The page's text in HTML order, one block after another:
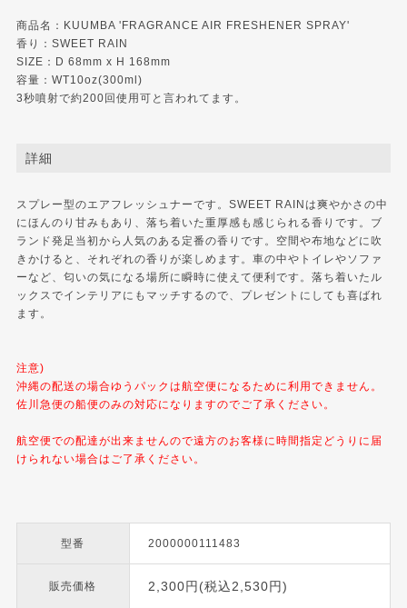
商品名：KUUMBA 'FRAGRANCE AIR FRESHENER SPRAY'
香り：SWEET RAIN
SIZE：D 68mm x H 168mm
容量：WT10oz(300ml)
3秒噴射で約200回使用可と言われてます。
詳細
スプレー型のエアフレッシュナーです。SWEET RAINは爽やかさの中
にほんのり甘みもあり、落ち着いた重厚感も感じられる香りです。ブ
ランド発足当初から人気のある定番の香りです。空間や布地などに吹
きかけると、それぞれの香りが楽しめます。車の中やトイレやソファ
ーなど、匂いの気になる場所に瞬時に使えて便利です。落ち着いたル
ックスでインテリアにもマッチするので、プレゼントにしても喜ばれ
ます。
注意)
沖縄の配送の場合ゆうパックは航空便になるために利用できません。
佐川急便の船便のみの対応になりますのでご了承ください。
航空便での配達が出来ませんので遠方のお客様に時間指定どうりに届
けられない場合はご了承ください。
型番 2000000111483
販売価格 2,300円(税込2,530円)